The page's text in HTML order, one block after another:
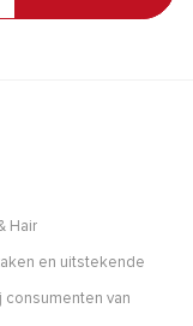
Hair
en uitstekende
consumenten van